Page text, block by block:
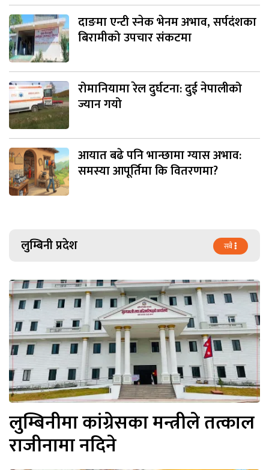
दाङमा एन्टी स्नेक भेनम अभाव, सर्पदंशका
बिरामीको उपचार संकटमा
रोमानियामा रेल दुर्घटना: दुई नेपालीको
ज्यान गयो
आयात बढे पनि भान्छामा ग्यास अभाव:
समस्या आपूर्तिमा कि वितरणमा?
लुम्बिनी प्रदेश सबै
लुम्बिनीमा कांग्रेसका मन्त्रीले तत्काल
राजीनामा नदिने